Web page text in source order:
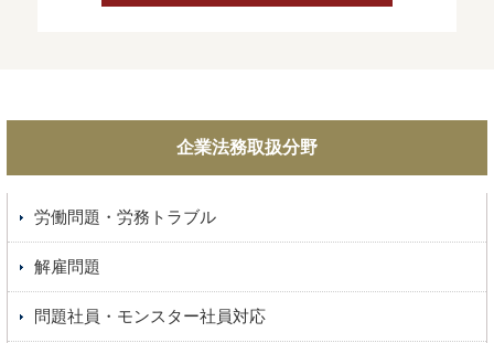
企業法務取扱分野
労働問題・労務トラブル
解雇問題
問題社員・モンスター社員対応